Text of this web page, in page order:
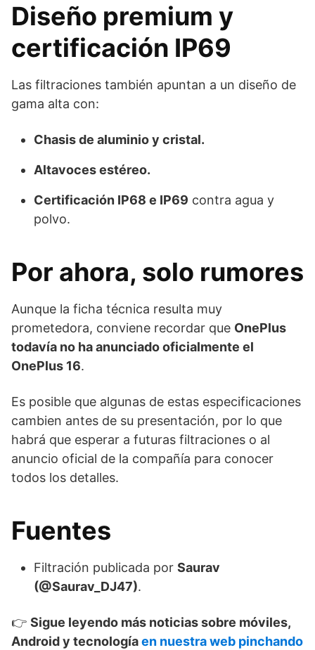
Diseño premium y
certificación IP69
Las filtraciones también apuntan a un diseño de
gama alta con:
Chasis de aluminio y cristal.
Altavoces estéreo.
Certificación IP68 e IP69 contra agua y
polvo.
Por ahora, solo rumores
Aunque la ficha técnica resulta muy
prometedora, conviene recordar que OnePlus
todavía no ha anunciado oficialmente el
OnePlus 16.
Es posible que algunas de estas especificaciones
cambien antes de su presentación, por lo que
habrá que esperar a futuras filtraciones o al
anuncio oficial de la compañía para conocer
todos los detalles.
Fuentes
Filtración publicada por Saurav
(@Saurav_DJ47).
👉 Sigue leyendo más noticias sobre móviles,
Android y tecnologíaen nuestra web pinchando